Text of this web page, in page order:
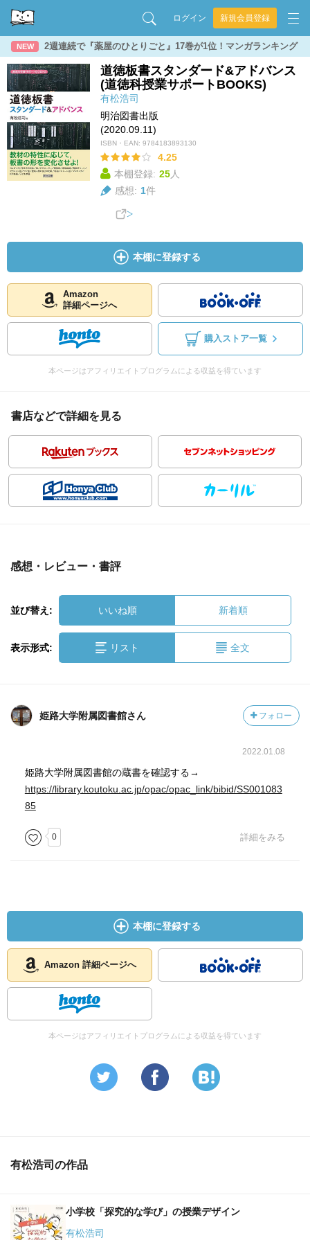
ログイン 新規会員登録
NEW 2週連続で『薬屋のひとりごと』17巻が1位！マンガランキング
道徳板書スタンダード&アドバンス
(道徳科授業サポートBOOKS)
有松浩司
明治図書出版
(2020.09.11)
ISBN・EAN: 9784183893130
4.25
本棚登録: 25人
感想: 1件
本棚に登録する
Amazon
詳細ページへ
購入ストア一覧
本ページはアフィリエイトプログラムによる収益を得ています
書店などで詳細を見る
感想・レビュー・書評
並び替え: いいね順 新着順
表示形式: リスト 全文
姫路大学附属図書館さん フォロー
2022.01.08
姫路大学附属図書館の蔵書を確認する→
https://library.koutoku.ac.jp/opac/opac_link/bibid/SS001083
85
0 詳細をみる
本棚に登録する
Amazon 詳細ページへ
本ページはアフィリエイトプログラムによる収益を得ています
有松浩司の作品
小学校「探究的な学び」の授業デザイン
有松浩司